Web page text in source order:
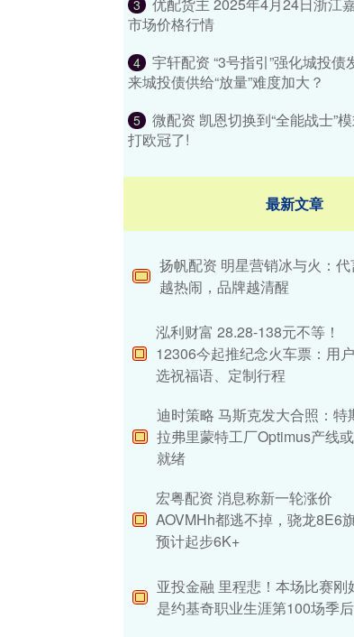
3
市场价格行情
4
宇轩配资 “3号指引”强化城投债
来城投债供给“放量”难度加大？
5
微配资 凯恩切换到“全能战士”
打欧冠了!
最新文章
扬帆配资 明星营销冰与火：代
越热闹，品牌越清醒
泓利财富 28.28-138元不等！
12306今起推纪念火车票：用
选祝福语、定制行程
迪时策略 马斯克发大合照：特
拉弗里蒙特工厂Optimus产线
就绪
宏粤配资 消息称新一轮涨价
AOVMHh都逃不掉，骁龙8E6
预计起步6K+
亚投金融 里程悲！本场比赛刚
是约基奇职业生涯第100场季